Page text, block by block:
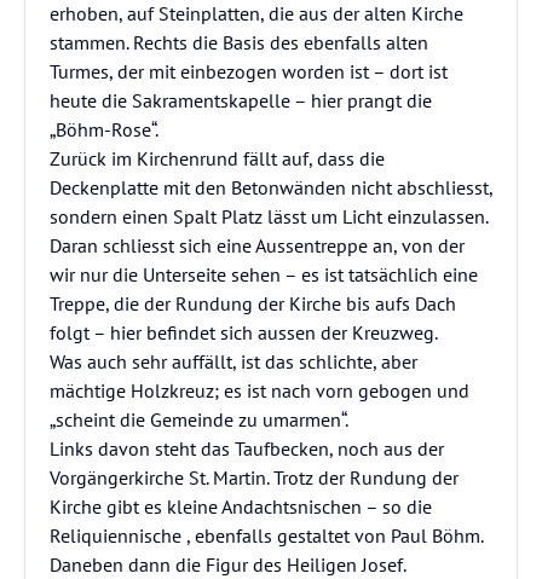
erhoben, auf Steinplatten, die aus der alten Kirche
stammen. Rechts die Basis des ebenfalls alten
Turmes, der mit einbezogen worden ist – dort ist
heute die Sakramentskapelle – hier prangt die
„Böhm-Rose“.
Zurück im Kirchenrund fällt auf, dass die
Deckenplatte mit den Betonwänden nicht abschliesst,
sondern einen Spalt Platz lässt um Licht einzulassen.
Daran schliesst sich eine Aussentreppe an, von der
wir nur die Unterseite sehen – es ist tatsächlich eine
Treppe, die der Rundung der Kirche bis aufs Dach
folgt – hier befindet sich aussen der Kreuzweg.
Was auch sehr auffällt, ist das schlichte, aber
mächtige Holzkreuz; es ist nach vorn gebogen und
„scheint die Gemeinde zu umarmen“.
Links davon steht das Taufbecken, noch aus der
Vorgängerkirche St. Martin. Trotz der Rundung der
Kirche gibt es kleine Andachtsnischen – so die
Reliquiennische , ebenfalls gestaltet von Paul Böhm.
Daneben dann die Figur des Heiligen Josef.